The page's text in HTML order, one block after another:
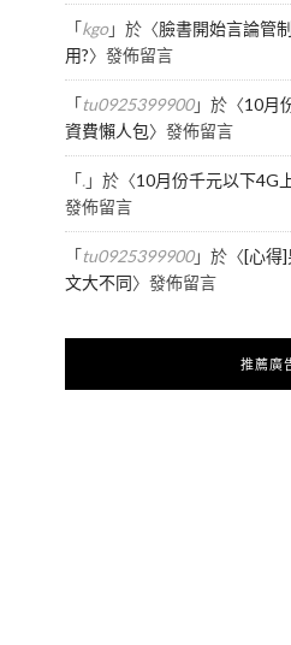
「kgo」於〈臉書開始言論管
用?〉發佈留言
「tu0925399900」於〈10月
資費懶人包〉發佈留言
「.」於〈10月份千元以下4G
發佈留言
「tu0925399900」於〈[心得
文大不同〉發佈留言
推薦廣